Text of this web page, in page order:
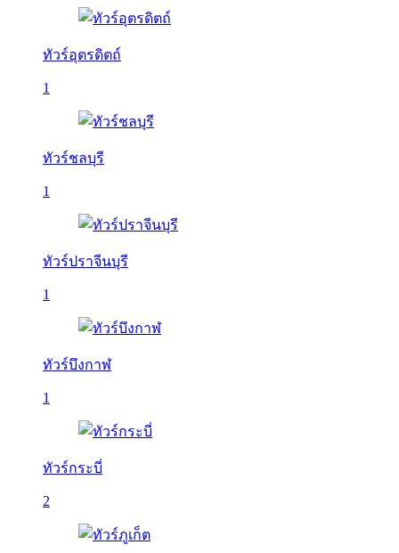
ทัวร์อุตรดิตถ์
1
ทัวร์ชลบุรี
1
ทัวร์ปราจีนบุรี
1
ทัวร์บึงกาฬ
1
ทัวร์กระบี่
2